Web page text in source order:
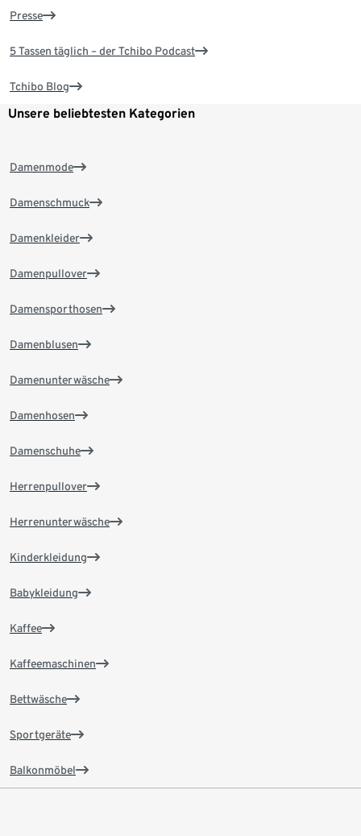
Presse
5 Tassen täglich – der Tchibo Podcast
Tchibo Blog
Unsere beliebtesten Kategorien
Damenmode
Damenschmuck
Damenkleider
Damenpullover
Damensporthosen
Damenblusen
Damenunterwäsche
Damenhosen
Damenschuhe
Herrenpullover
Herrenunterwäsche
Kinderkleidung
Babykleidung
Kaffee
Kaffeemaschinen
Bettwäsche
Sportgeräte
Balkonmöbel